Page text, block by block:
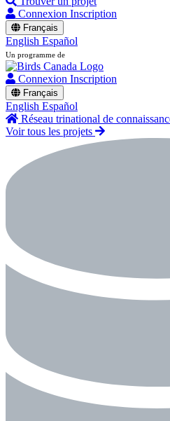
Connexion Inscription
Français
English Español
Un programme de
Connexion Inscription
Français
English Español
Réseau trinational de
Voir tous les projets